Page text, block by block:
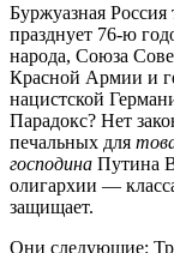
Буржуазная
празднует 76-ю
народа, Союза
Красной Армии и
нацистской
Парадокс? Нет
печальных для
господина Путина
олигархии —
защищает.
Они следующие: